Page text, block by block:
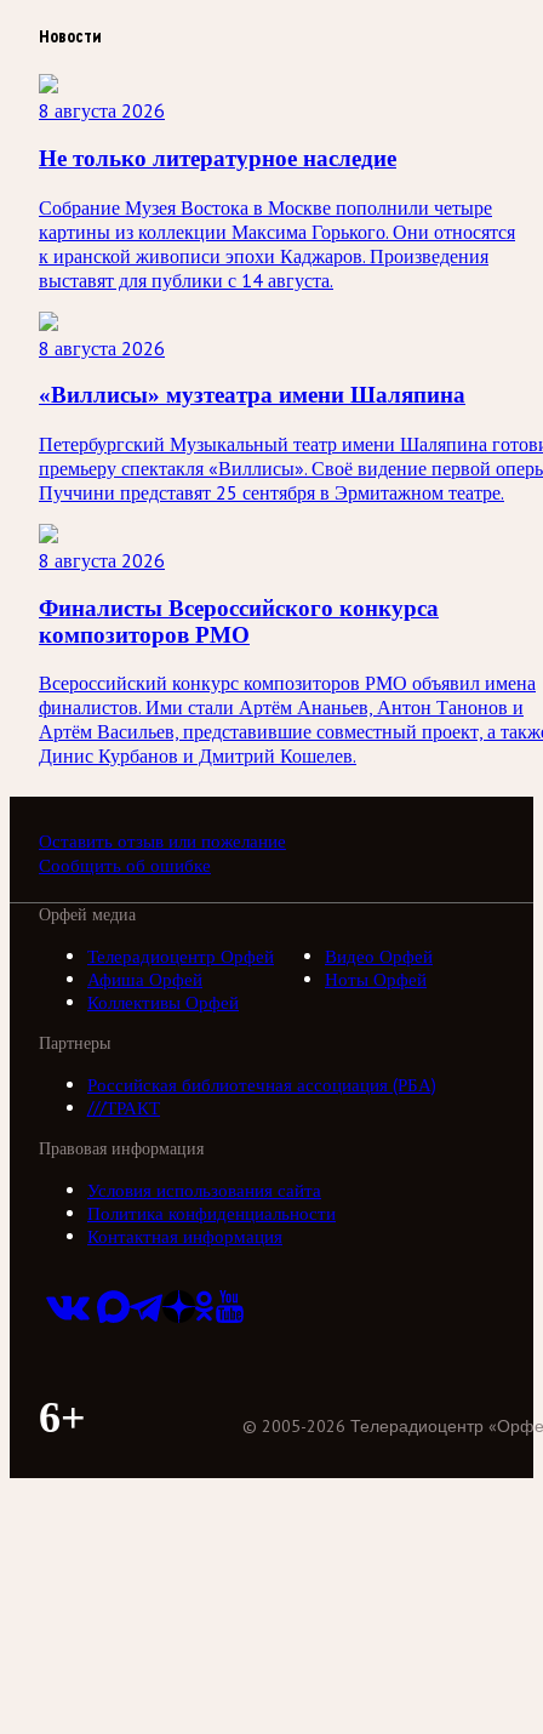
Новости
8 августа 2026
Не только литературное наследие
Собрание Музея Востока в Москве пополнили четыре
картины из коллекции Максима Горького. Они относятся
к иранской живописи эпохи Каджаров. Произведения
выставят для публики с 14 августа.
8 августа 2026
«Виллисы» музтеатра имени Шаляпина
Петербургский Музыкальный театр имени Шаляпина
премьеру спектакля «Виллисы». Своё видение первой
Пуччини представят 25 сентября в Эрмитажном театре.
8 августа 2026
Финалисты Всероссийского конкурса
композиторов РМО
Всероссийский конкурс композиторов РМО объявил имена
финалистов. Ими стали Артём Ананьев, Антон Танонов и
Артём Васильев, представившие совместный проект, а
Динис Курбанов и Дмитрий Кошелев.
Оставить отзыв или пожелание
Сообщить об ошибке
Орфей медиа
Телерадиоцентр Орфей
Видео Орфей
Афиша Орфей
Ноты Орфей
Коллективы Орфей
Партнеры
Российская библиотечная ассоциация (РБА)
///ТРАКТ
Правовая информация
Условия использования сайта
Политика конфиденциальности
Контактная информация
6+ © 2005-2026 Телерадиоцентр